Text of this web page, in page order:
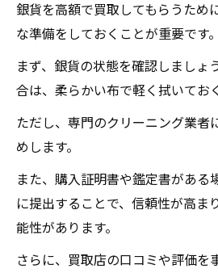
複数の買取店で査定を受
オンライン査定を活用する
高額買取のための交渉術
買取店選びのコツ
買取前に知っておくべ
銀貨を高額で買取してもらうため
な準備をしておくことが重要です。
まず、銀貨の状態を確認しましょ
合は、柔らかい布で軽く拭いてお
ただし、専門のクリーニング業者
めします。
また、購入証明書や鑑定書がある
に提出することで、信頼性が高ま
能性があります。
さらに、買取店の口コミや評価を